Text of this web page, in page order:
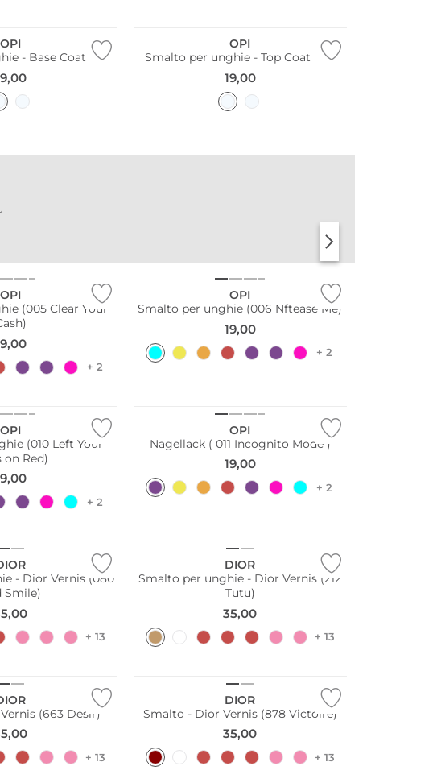
OPI
- Base Coat (10)
OPI
Smalto per unghie - Top Coat (30)
19,00
ACQUATICA
CIPRIATI
OPI
(005 Clear Your
+ 2
OPI
Smalto per unghie (006 Nftease Me)
19,00
+ 2
OPI
(010 Left Your
on Red)
+ 2
OPI
Nagellack ( 011 Incognito Mode )
19,00
+ 2
- Dior Vernis (080
Smile)
+ 13
DIOR
Smalto per unghie - Dior Vernis (212
Tutu)
35,00
+ 13
(663 Desir)
+ 13
DIOR
Smalto - Dior Vernis (878 Victoire)
35,00
+ 13